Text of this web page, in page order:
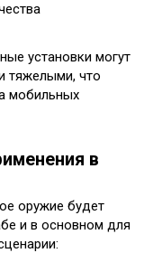
установки могут
тяжелыми, что
мобильных
в
оружие будет
и в основном для